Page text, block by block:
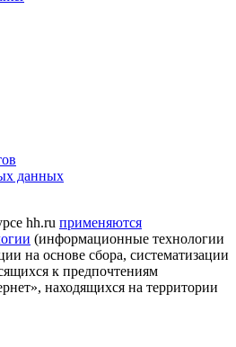
данных
hh.ru применяются
(информационные технологии
на основе сбора, систематизации
к предпочтениям
находящихся на территории